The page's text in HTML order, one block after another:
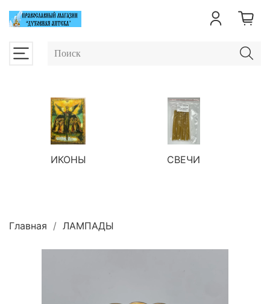
ИКОНЫ СВЕЧИ
Главная ЛАМПАДЫ